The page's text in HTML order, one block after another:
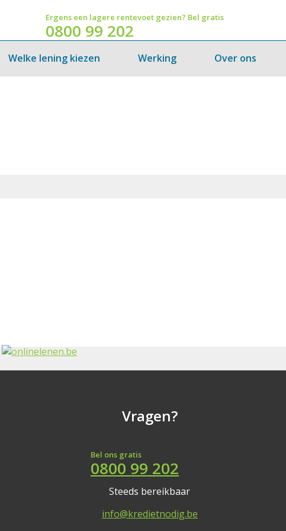
Ergens een lagere rentevoet gezien? Bel gratis
0800 99 202
Welke lening kiezen Werking Over ons
Vragen?
Bel ons gratis
0800 99 202
Steeds bereikbaar
info@kredietnodig.be